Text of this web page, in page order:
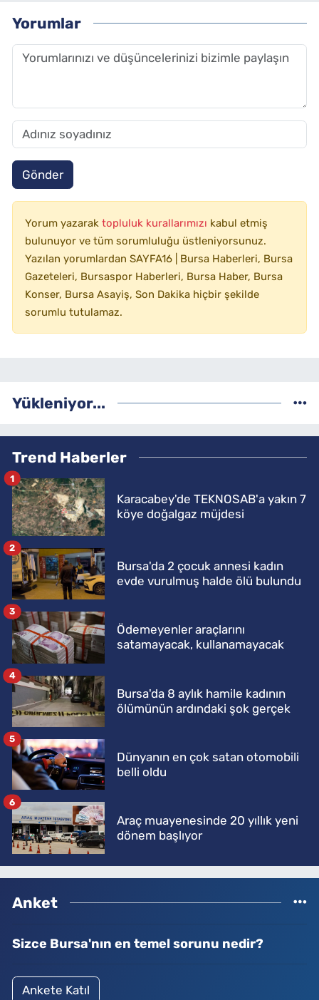
Yorumlar
Gönder
Yorum yazarak topluluk kurallarımızı kabul etmiş
bulunuyor ve tüm sorumluluğu üstleniyorsunuz.
Yazılan yorumlardan SAYFA16 | Bursa Haberleri, Bursa
Gazeteleri, Bursaspor Haberleri, Bursa Haber, Bursa
Konser, Bursa Asayiş, Son Dakika hiçbir şekilde
sorumlu tutulamaz.
Yükleniyor...
Trend Haberler
Karacabey'de TEKNOSAB'a yakın 7
köye doğalgaz müjdesi
1
Bursa'da 2 çocuk annesi kadın
evde vurulmuş halde ölü bulundu
2
Ödemeyenler araçlarını
satamayacak, kullanamayacak
3
Bursa'da 8 aylık hamile kadının
ölümünün ardındaki şok gerçek
4
Dünyanın en çok satan otomobili
belli oldu
5
Araç muayenesinde 20 yıllık yeni
dönem başlıyor
6
Anket
Sizce Bursa'nın en temel sorunu nedir?
Ankete Katıl